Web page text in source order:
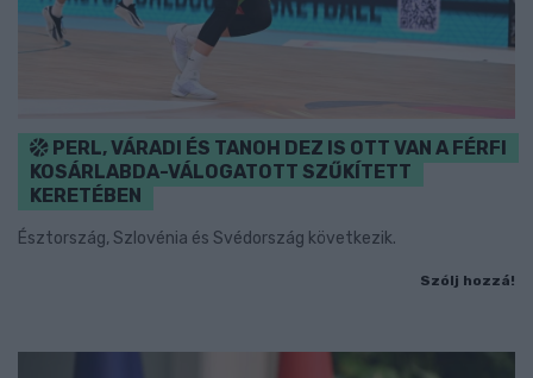
PERL, VÁRADI ÉS TANOH DEZ IS OTT VAN A FÉRFI
KOSÁRLABDA-VÁLOGATOTT SZŰKÍTETT
KERETÉBEN
Észtország, Szlovénia és Svédország következik.
Szólj hozzá!